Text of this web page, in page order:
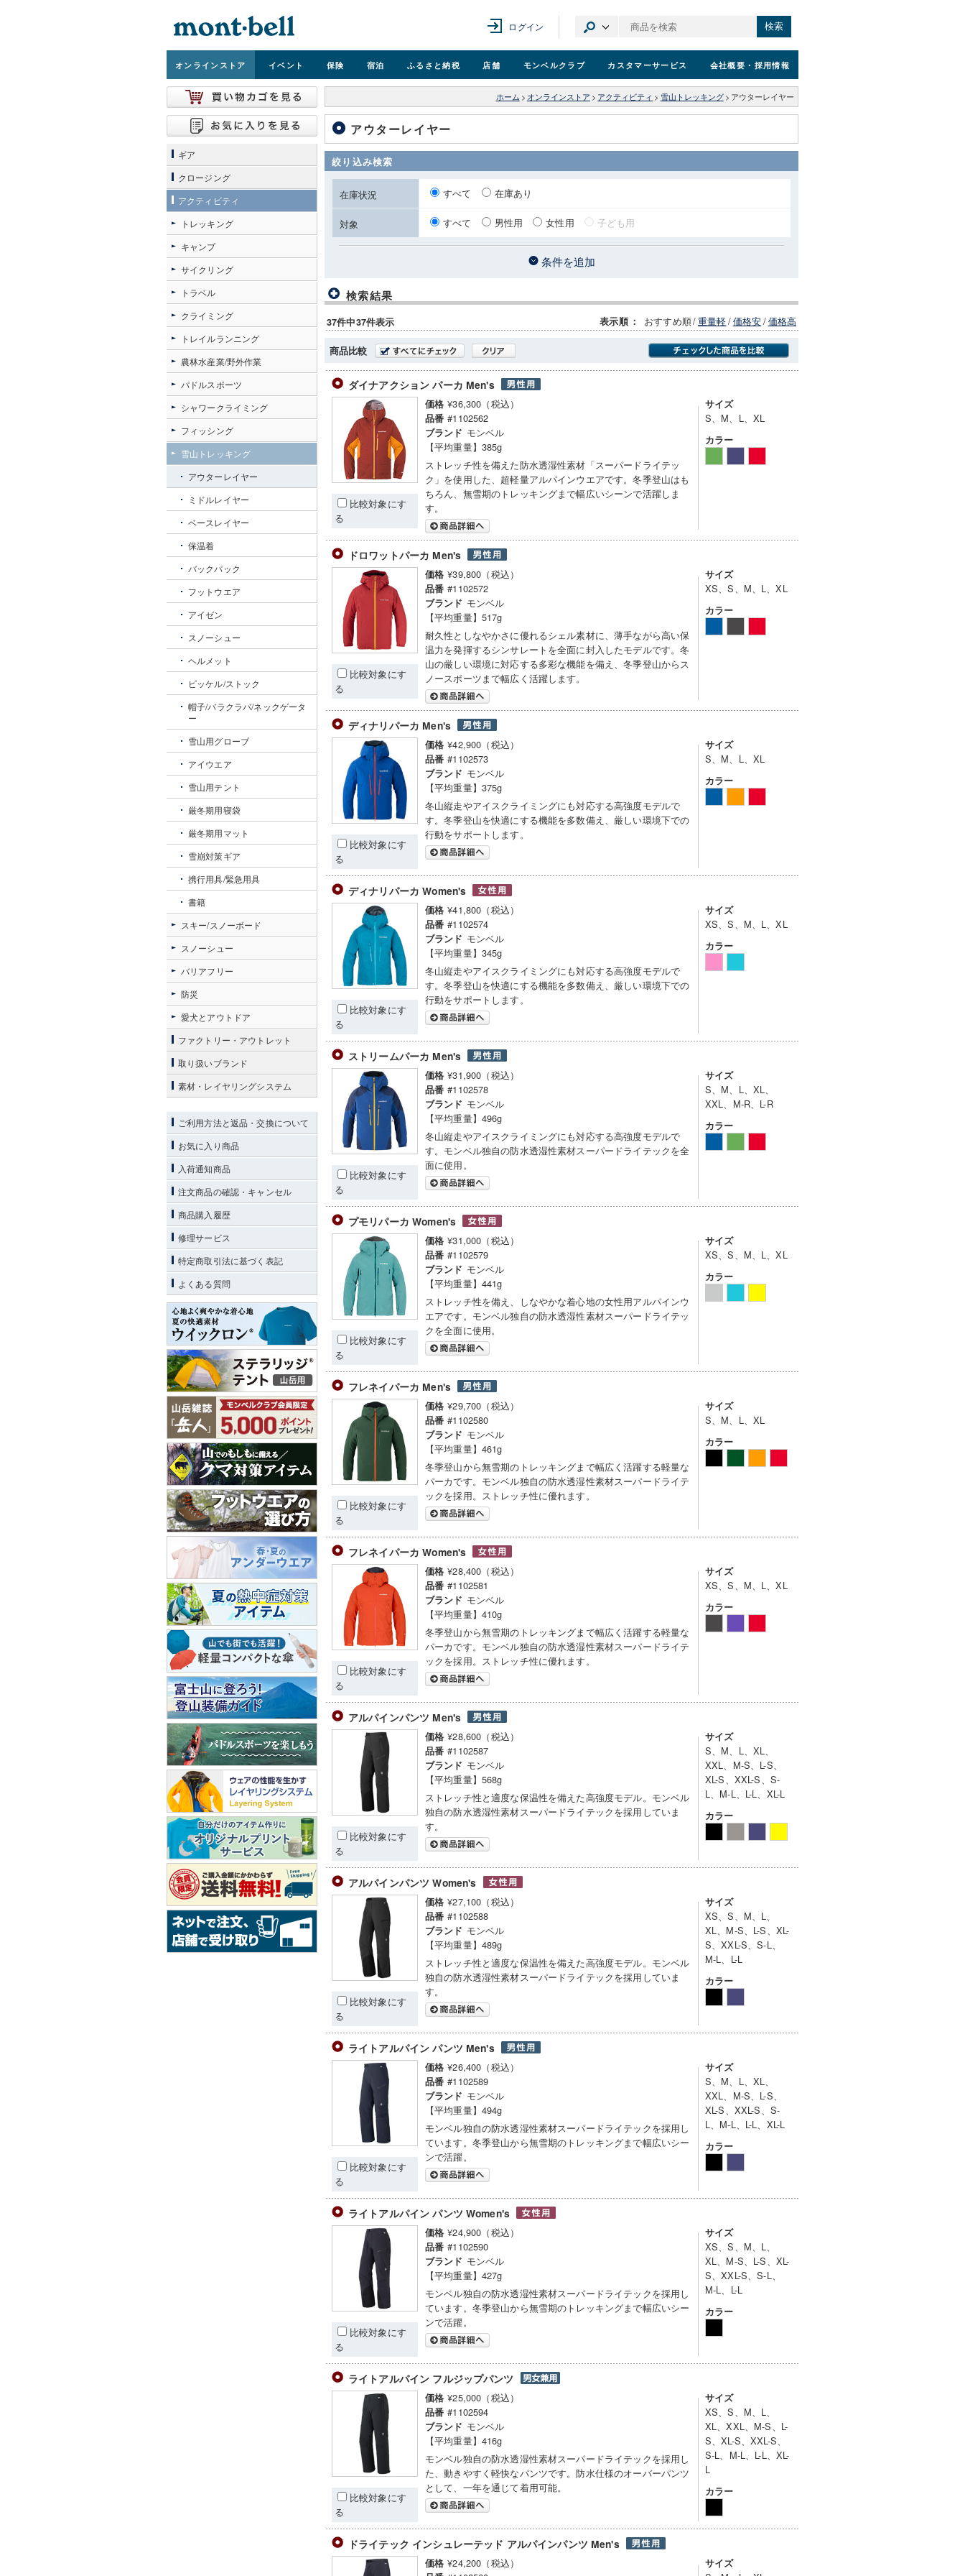
ログイン 検索
オンラインストア イベント 保険 宿泊 ふるさと納税 店舗 モンベルクラブ カスタマーサービス 会社概要 ・採用情報
ホーム > オンラインストア > アクティビティ > 雪山トレッキング > アウターレイヤー
アウターレイヤー
絞り込み検索
在庫状況 すべて 在庫あり
対象 すべて 男性用 女性用 子ども用
条件を追加
検索結果
37件中37件表示 表示順 ： おすすめ順/重量軽/価格安/価格高
商品比較
ダイナアクション パーカ Men's
比較対象にす
る
価格 ¥36,300（税込）
品番 #1102562
ブランド モンベル
【平均重量】385g
ストレッチ性を備えた防水透湿性素材「スーパードライテッ
ク」を使用した、超軽量アルパインウエアです。冬季登山はも
ちろん、無雪期のトレッキングまで幅広いシーンで活躍しま
す。
サイズ
S、M、L、XL
カラー
ドロワットパーカ Men's
比較対象にす
る
価格 ¥39,800（税込）
品番 #1102572
ブランド モンベル
【平均重量】517g
耐久性としなやかさに優れるシェル素材に、薄手ながら高い保
温力を発揮するシンサレートを全面に封入したモデルです。冬
山の厳しい環境に対応する多彩な機能を備え、冬季登山からス
ノースポーツまで幅広く活躍します。
サイズ
XS、S、M、L、XL
カラー
ディナリパーカ Men's
比較対象にす
る
価格 ¥42,900（税込）
品番 #1102573
ブランド モンベル
【平均重量】375g
冬山縦走やアイスクライミングにも対応する高強度モデルで
す。冬季登山を快適にする機能を多数備え、厳しい環境下での
行動をサポートします。
サイズ
S、M、L、XL
カラー
ディナリパーカ Women's
比較対象にす
る
価格 ¥41,800（税込）
品番 #1102574
ブランド モンベル
【平均重量】345g
冬山縦走やアイスクライミングにも対応する高強度モデルで
す。冬季登山を快適にする機能を多数備え、厳しい環境下での
行動をサポートします。
サイズ
XS、S、M、L、XL
カラー
ストリームパーカ Men's
比較対象にす
る
価格 ¥31,900（税込）
品番 #1102578
ブランド モンベル
【平均重量】496g
冬山縦走やアイスクライミングにも対応する高強度モデルで
す。モンベル独自の防水透湿性素材スーパードライテックを全
面に使用。
サイズ
S、M、L、XL、
XXL、M-R、L-R
カラー
プモリパーカ Women's
比較対象にす
る
価格 ¥31,000（税込）
品番 #1102579
ブランド モンベル
【平均重量】441g
ストレッチ性を備え、しなやかな着心地の女性用アルパインウ
エアです。モンベル独自の防水透湿性素材スーパードライテッ
クを全面に使用。
サイズ
XS、S、M、L、XL
カラー
フレネイパーカ Men's
比較対象にす
る
価格 ¥29,700（税込）
品番 #1102580
ブランド モンベル
【平均重量】461g
冬季登山から無雪期のトレッキングまで幅広く活躍する軽量な
パーカです。モンベル独自の防水透湿性素材スーパードライテ
ックを採用。ストレッチ性に優れます。
サイズ
S、M、L、XL
カラー
フレネイパーカ Women's
比較対象にす
る
価格 ¥28,400（税込）
品番 #1102581
ブランド モンベル
【平均重量】410g
冬季登山から無雪期のトレッキングまで幅広く活躍する軽量な
パーカです。モンベル独自の防水透湿性素材スーパードライテ
ックを採用。ストレッチ性に優れます。
サイズ
XS、S、M、L、XL
カラー
アルパインパンツ Men's
比較対象にす
る
価格 ¥28,600（税込）
品番 #1102587
ブランド モンベル
【平均重量】568g
ストレッチ性と適度な保温性を備えた高強度モデル。モンベル
独自の防水透湿性素材スーパードライテックを採用していま
す。
サイズ
S、M、L、XL、
XXL、M-S、L-S、
XL-S、XXL-S、S-
L、M-L、L-L、XL-L
カラー
アルパインパンツ Women's
比較対象にす
る
価格 ¥27,100（税込）
品番 #1102588
ブランド モンベル
【平均重量】489g
ストレッチ性と適度な保温性を備えた高強度モデル。モンベル
独自の防水透湿性素材スーパードライテックを採用していま
す。
サイズ
XS、S、M、L、
XL、M-S、L-S、XL-
S、XXL-S、S-L、
M-L、L-L
カラー
ライトアルパイン パンツ Men's
比較対象にす
る
価格 ¥26,400（税込）
品番 #1102589
ブランド モンベル
【平均重量】494g
モンベル独自の防水透湿性素材スーパードライテックを採用し
ています。冬季登山から無雪期のトレッキングまで幅広いシー
ンで活躍。
サイズ
S、M、L、XL、
XXL、M-S、L-S、
XL-S、XXL-S、S-
L、M-L、L-L、XL-L
カラー
ライトアルパイン パンツ Women's
比較対象にす
る
価格 ¥24,900（税込）
品番 #1102590
ブランド モンベル
【平均重量】427g
モンベル独自の防水透湿性素材スーパードライテックを採用し
ています。冬季登山から無雪期のトレッキングまで幅広いシー
ンで活躍。
サイズ
XS、S、M、L、
XL、M-S、L-S、XL-
S、XXL-S、S-L、
M-L、L-L
カラー
ライトアルパイン フルジップパンツ
比較対象にす
る
価格 ¥25,000（税込）
品番 #1102594
ブランド モンベル
【平均重量】416g
モンベル独自の防水透湿性素材スーパードライテックを採用し
た、動きやすく軽快なパンツです。防水仕様のオーバーパンツ
として、一年を通じて着用可能。
サイズ
XS、S、M、L、
XL、XXL、M-S、L-
S、XL-S、XXL-S、
S-L、M-L、L-L、XL-
L
カラー
ドライテック インシュレーテッド アルパインパンツ Men's
価格 ¥24,200（税込） サイズ
ギア
クロージング
アクティビティ
トレッキング
キャンプ
サイクリング
トラベル
クライミング
トレイルランニング
農林水産業/野外作業
パドルスポーツ
シャワークライミング
フィッシング
雪山トレッキング
アウターレイヤー
ミドルレイヤー
ベースレイヤー
保温着
バックパック
フットウエア
アイゼン
スノーシュー
ヘルメット
ピッケル/ストック
帽子/バラクラバ/ネックゲータ
ー
雪山用グローブ
アイウエア
雪山用テント
厳冬期用寝袋
厳冬期用マット
雪崩対策ギア
携行用具/緊急用具
書籍
スキー/スノーボード
スノーシュー
バリアフリー
防災
愛犬とアウトドア
ファクトリー・アウトレット
取り扱いブランド
素材・レイヤリングシステム
ご利用方法と返品・交換について
お気に入り商品
入荷通知商品
注文商品の確認・キャンセル
商品購入履歴
修理サービス
特定商取引法に基づく表記
よくある質問